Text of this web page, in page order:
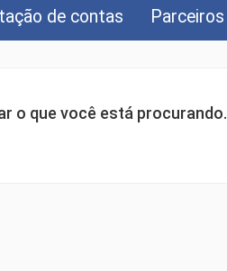
de contas Parceiros
o que você está procurando.